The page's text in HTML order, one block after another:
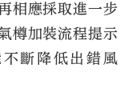
相應採取進一步
樽加裝流程提示
斷降低出錯風